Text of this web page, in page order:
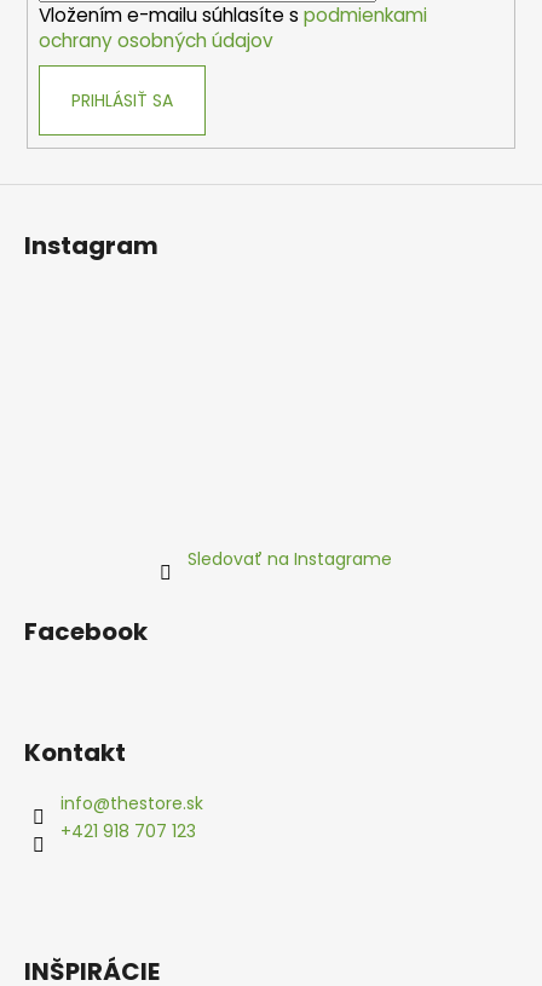
Vložením e-mailu súhlasíte s podmienkami
ochrany osobných údajov
PRIHLÁSIŤ SA
Instagram
Sledovať na Instagrame
Facebook
Kontakt
info@thestore.sk
+421 918 707 123
INŠPIRÁCIE